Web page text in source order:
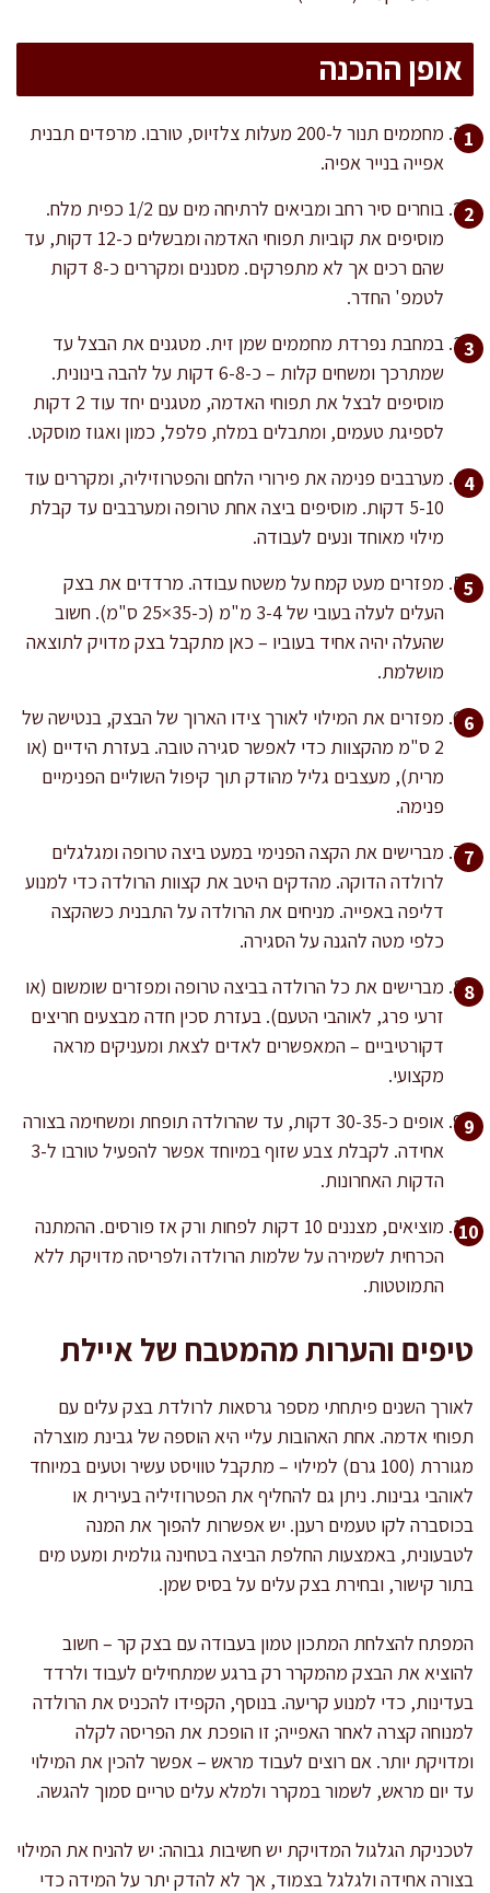
אופן ההכנה
מחממים תנור ל-200 מעלות צלזיוס, טורבו. מרפדים תבנית
אפייה בנייר אפיה.
בוחרים סיר רחב ומביאים לרתיחה מים עם 1/2 כפית מלח.
מוסיפים את קוביות תפוחי האדמה ומבשלים כ-12 דקות, עד
שהם רכים אך לא מתפרקים. מסננים ומקררים כ-8 דקות
לטמפ' החדר.
במחבת נפרדת מחממים שמן זית. מטגנים את הבצל עד
שמתרכך ומשחים קלות – כ-6-8 דקות על להבה בינונית.
מוסיפים לבצל את תפוחי האדמה, מטגנים יחד עוד 2 דקות
לספיגת טעמים, ומתבלים במלח, פלפל, כמון ואגוז מוסקט.
מערבבים פנימה את פירורי הלחם והפטרוזיליה, ומקררים עוד
5-10 דקות. מוסיפים ביצה אחת טרופה ומערבבים עד קבלת
מילוי מאוחד ונעים לעבודה.
מפזרים מעט קמח על משטח עבודה. מרדדים את בצק
העלים לעלה בעובי של 3-4 מ"מ (כ-35×25 ס"מ). חשוב
שהעלה יהיה אחיד בעוביו – כאן מתקבל בצק מדויק לתוצאה
מושלמת.
מפזרים את המילוי לאורך צידו הארוך של הבצק, בנטישה של
2 ס"מ מהקצוות כדי לאפשר סגירה טובה. בעזרת הידיים (או
מרית), מעצבים גליל מהודק תוך קיפול השוליים הפנימיים
פנימה.
מברישים את הקצה הפנימי במעט ביצה טרופה ומגלגלים
לרולדה הדוקה. מהדקים היטב את קצוות הרולדה כדי למנוע
דליפה באפייה. מניחים את הרולדה על התבנית כשהקצה
כלפי מטה להגנה על הסגירה.
מברישים את כל הרולדה בביצה טרופה ומפזרים שומשום (או
זרעי פרג, לאוהבי הטעם). בעזרת סכין חדה מבצעים חריצים
דקורטיביים – המאפשרים לאדים לצאת ומעניקים מראה
מקצועי.
אופים כ-30-35 דקות, עד שהרולדה תופחת ומשחימה בצורה
אחידה. לקבלת צבע שזוף במיוחד אפשר להפעיל טורבו ל-3
הדקות האחרונות.
מוציאים, מצננים 10 דקות לפחות ורק אז פורסים. ההמתנה
הכרחית לשמירה על שלמות הרולדה ולפריסה מדויקת ללא
התמוטטות.
טיפים והערות מהמטבח של איילת
לאורך השנים פיתחתי מספר גרסאות לרולדת בצק עלים עם
תפוחי אדמה. אחת האהובות עליי היא הוספה של גבינת מוצרלה
מגוררת (100 גרם) למילוי – מתקבל טוויסט עשיר וטעים במיוחד
לאוהבי גבינות. ניתן גם להחליף את הפטרוזיליה בעירית או
בכוסברה לקו טעמים רענן. יש אפשרות להפוך את המנה
לטבעונית, באמצעות החלפת הביצה בטחינה גולמית ומעט מים
בתור קישור, ובחירת בצק עלים על בסיס שמן.
המפתח להצלחת המתכון טמון בעבודה עם בצק קר – חשוב
להוציא את הבצק מהמקרר רק ברגע שמתחילים לעבוד ולרדד
בעדינות, כדי למנוע קריעה. בנוסף, הקפידו להכניס את הרולדה
למנוחה קצרה לאחר האפייה; זו הופכת את הפריסה לקלה
ומדויקת יותר. אם רוצים לעבוד מראש – אפשר להכין את המילוי
עד יום מראש, לשמור במקרר ולמלא עלים טריים סמוך להגשה.
לטכניקת הגלגול המדויקת יש חשיבות גבוהה: יש להניח את המילוי
בצורה אחידה ולגלגל בצמוד, אך לא להדק יתר על המידה כדי